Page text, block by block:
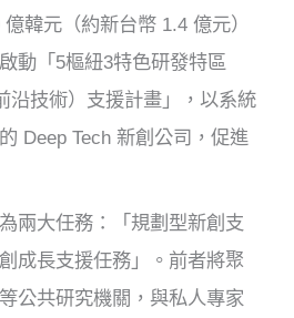
韓元（約新台幣 1.4 億元）
動「5樞紐3特色研發特區
沿技術）支援計畫」，以系統
Deep Tech 新創公司，促進
兩大任務：「規劃型新創支
成長支援任務」。前者將聚
公共研究機關，與私人專家